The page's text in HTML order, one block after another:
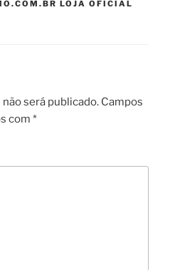
LOJA OFICIAL
será publicado. Campos
com *